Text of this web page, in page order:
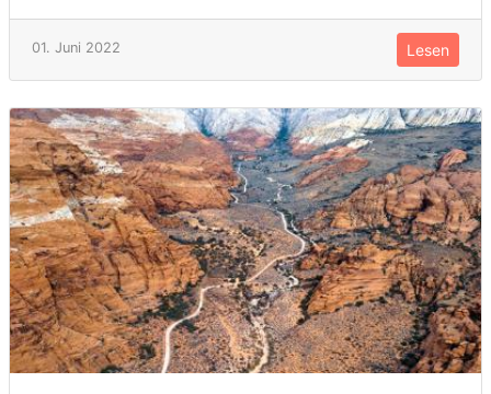
01. Juni 2022 Lesen